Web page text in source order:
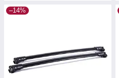
–14%